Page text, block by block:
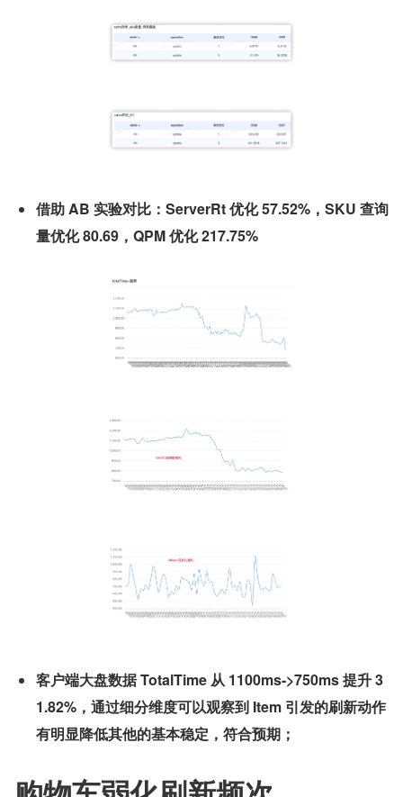
借助 AB 实验对比：ServerRt 优化 57.52%，SKU 查询
量优化 80.69，QPM 优化 217.75%
客户端大盘数据 TotalTime 从 1100ms->750ms 提升 3
1.82%，通过细分维度可以观察到 Item 引发的刷新动作
有明显降低其他的基本稳定，符合预期；